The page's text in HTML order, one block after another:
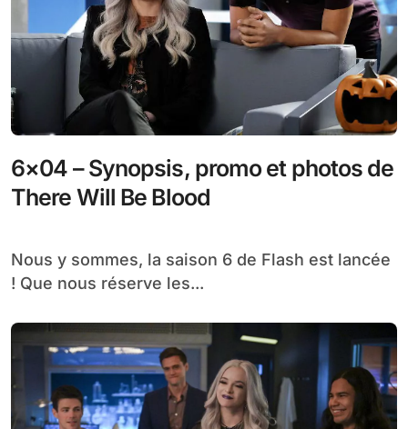
6×04 – Synopsis, promo et photos de
There Will Be Blood
Nous y sommes, la saison 6 de Flash est lancée
! Que nous réserve les...